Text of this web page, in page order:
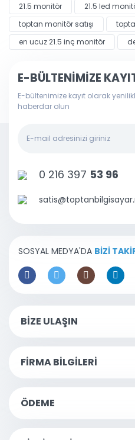
21.5 monitör
21.5 led
toptan monitör satışı
en ucuz 21.5 inç monitör
E-BÜLTENİMİZE
E-bültenimize kayıt olarak
haberdar olun
0 216 397 53 96
SOSYAL MEDYA'DA BİZİ
BİZE ULAŞIN
FİRMA BİLGİLERİ
ÖDEME